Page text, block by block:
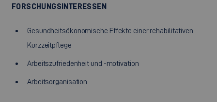
FORSCHUNGSINTERESSEN
Gesundheitsökonomische Effekte einer rehabilitativen
Kurzzeitpflege
Arbeitszufriedenheit und -motivation
Arbeitsorganisation